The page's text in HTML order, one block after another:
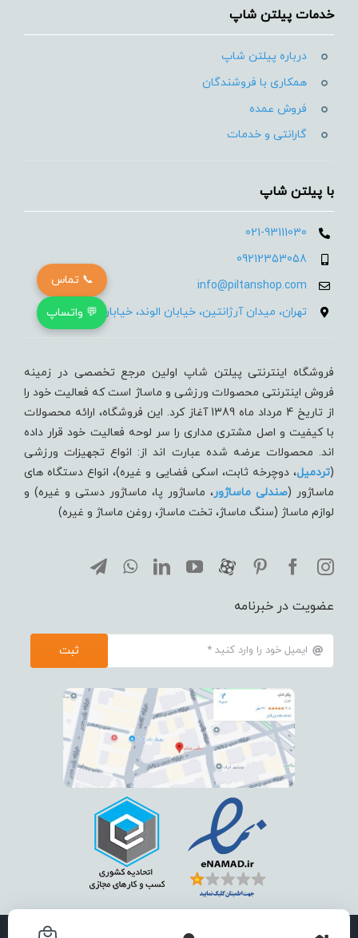
خدمات پیلتن شاپ
درباره پیلتن شاپ
همکاری با فروشندگان
فروش عمده
گارانتی و خدمات
با پیلتن شاپ
021-93111030
09212353058
info@piltanshop.com
تهران، میدان آرژانتین، خیابان الوند، خیابان 35، پلاک 15
فروشگاه اینترنتی پیلتن شاپ اولین مرجع تخصصی در زمینه
فروش اینترنتی محصولات ورزشی و ماساژ است که فعالیت خود را
از تاریخ 4 مرداد ماه 1389 آغاز کرد. این فروشگاه، ارائه محصولات
با کیفیت و اصل مشتری مداری را سر لوحه فعالیت خود قرار داده
اند. محصولات عرضه شده عبارت اند از: انواع تجهیزات ورزشی
(تردميل، دوچرخه ثابت، اسکی فضایی و غیره)، انواع دستگاه های
ماساژور (صندلی ماساژور، ماساژور پا، ماساژور دستی و غیره) و
لوازم ماساژ (سنگ ماساژ، تخت ماساژ، روغن ماساژ و غیره)
عضویت در خبرنامه
ثبت
📞 تماس
💬 واتساپ